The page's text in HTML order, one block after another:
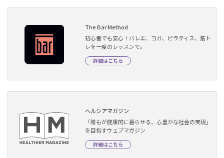
The Bar Method
初心者でも安心！バレエ、ヨガ、ピラティス、筋ト
レを一度のレッスンで。
詳細はこちら
ヘルシアマガジン
「誰もが健康的に暮らせる、心豊かな社会の実現」
を目指すウェブマガジン
詳細はこちら